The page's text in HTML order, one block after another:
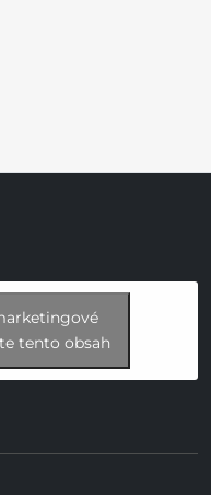
tento obsah